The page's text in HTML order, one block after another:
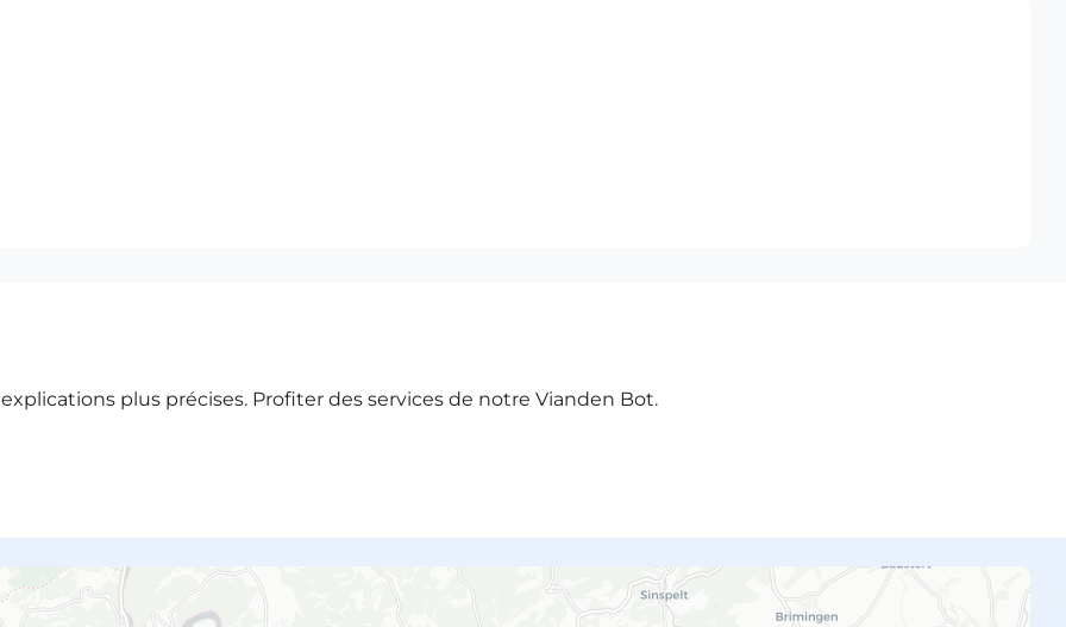
plus précises. Profiter des services de notre Vianden Bot.